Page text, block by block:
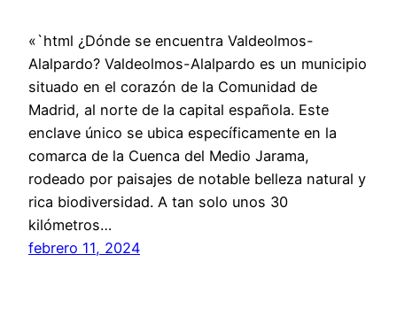
«`html ¿Dónde se encuentra Valdeolmos-
Alalpardo? Valdeolmos-Alalpardo es un municipio
situado en el corazón de la Comunidad de
Madrid, al norte de la capital española. Este
enclave único se ubica específicamente en la
comarca de la Cuenca del Medio Jarama,
rodeado por paisajes de notable belleza natural y
rica biodiversidad. A tan solo unos 30
kilómetros…
febrero 11, 2024